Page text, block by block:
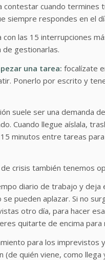
cuando termines
siempre respondes en el
con las 15 interrupciones
de gestionarlas.
una tarea: focalízate
Ponerlo por escrito y
suele ser una demanda
Cuando llegue aíslala,
minutos entre tareas
crisis también tenemos
diario de trabajo y deja
pueden aplazar. Si no
otro día, para hacer
quitarte de encima para
para los imprevistos
quién viene, como llega